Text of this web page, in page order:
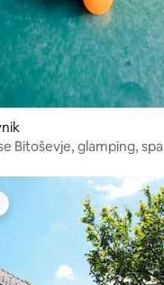
Bitoševje, glamping,